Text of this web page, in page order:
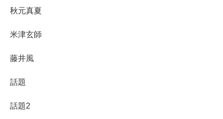
秋元真夏
米津玄師
藤井風
話題
話題2